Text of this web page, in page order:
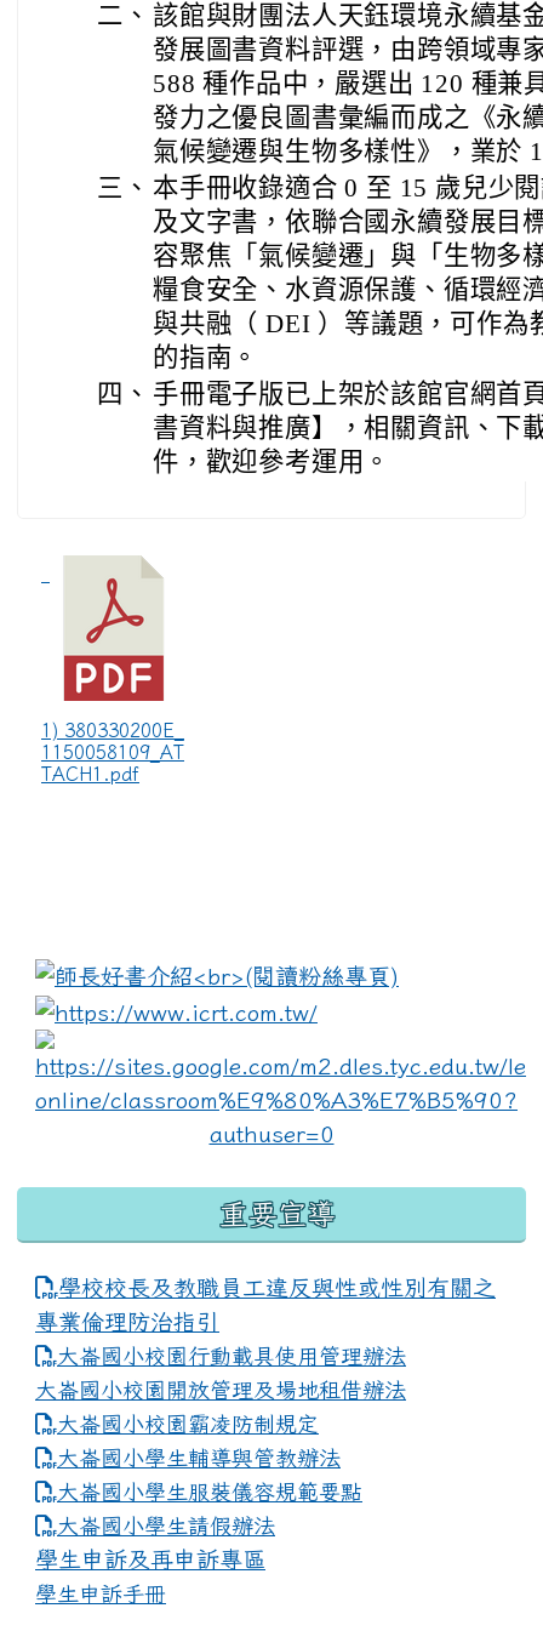
二、 該館與財團法人天鈺環境永續基
發展圖書資料評選，由跨領域專
588 種作品中，嚴選出 120 種兼
發力之優良圖書彙編而成之《永
氣候變遷與生物多樣性》，業於
三、 本手冊收錄適合 0 至 15 歲兒少
及文字書，依聯合國永續發展目
容聚焦「氣候變遷」與「生物多
糧食安全、水資源保護、循環經
與共融（ DEI ）等議題，可作為
的指南。
四、 手冊電子版已上架於該館官網首
書資料與推廣】，相關資訊、下
件，歡迎參考運用。
1) 380330200E_
1150058109_AT
TACH1.pdf
link to https://
重要宣導
學校校長及教職員工違反與性或性別有關之
專業倫理防治指引
大崙國小校園行動載具使用管理辦法
大崙國小校園開放管理及場地租借辦法
大崙國小校園霸凌防制規定
大崙國小學生輔導與管教辦法
大崙國小學生服裝儀容規範要點
link to https://www.dles.tyc.edu.tw/uploads/
大崙國小學生請假辦法
學生申訴及再申訴專區
學生申訴手冊